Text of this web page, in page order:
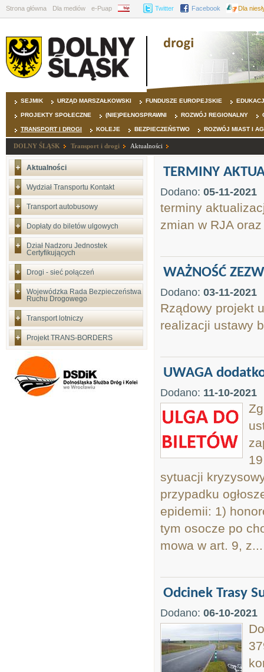
Strona główna Dla mediów e-Puap BIP Twitter Facebook Dla
SEJMIK URZĄD MARSZAŁKOWSKI FUNDUSZE EUROPEJSKIE
PROJEKTY SPOŁECZNE (NIE)PEŁNOSPRAWNI ROZWÓJ REGIONALNY
TRANSPORT I DROGI KOLEJE BEZPIECZEŃSTWO ROZWÓJ MIAST I
DOLNY ŚLĄSK Transport i drogi Aktualności
Aktualności
Wydział Transportu Kontakt
Transport autobusowy
Dopłaty do biletów ulgowych
Dział Nadzoru Jednostek
Certyfikujących
Drogi - sieć połączeń
Wojewódzka Rada Bezpieczeństwa
Ruchu Drogowego
Transport lotniczy
Projekt TRANS-BORDERS
TERMINY
Dodano: 05-11-2021
terminy
zmian w RJA
WAŻNOŚĆ
Dodano: 03-11-2021
Rządowy projekt
realizacji ustawy
UWAGA
Dodano: 11-10-2021
sytuacji
przypadku
epidemii: 1)
tym osocze po
mowa w art. 9, z...
Odcinek Trasy
Dodano: 06-10-2021